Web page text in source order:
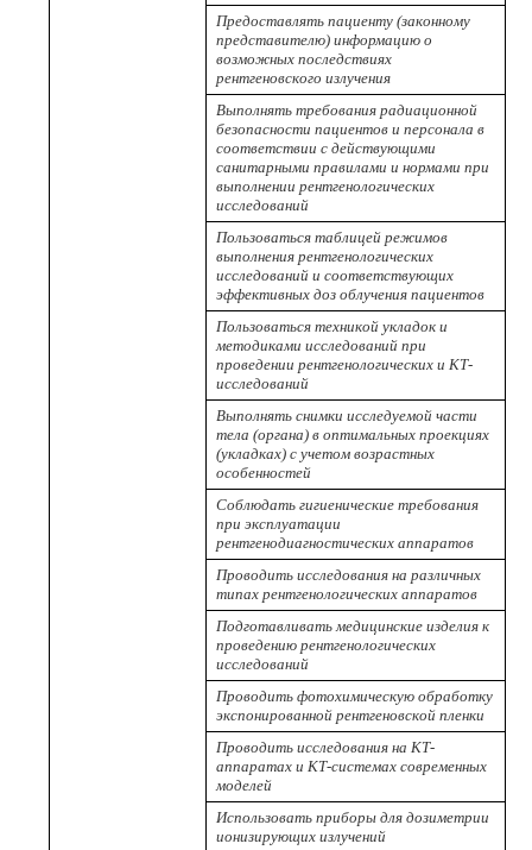
Предоставлять пациенту (законному
представителю) информацию о
возможных последствиях
рентгеновского излучения
Выполнять требования радиационной
безопасности пациентов и персонала в
соответствии с действующими
санитарными правилами и нормами при
выполнении рентгенологических
исследований
Пользоваться таблицей режимов
выполнения рентгенологических
исследований и соответствующих
эффективных доз облучения пациентов
Пользоваться техникой укладок и
методиками исследований при
проведении рентгенологических и КТ-
исследований
Выполнять снимки исследуемой части
тела (органа) в оптимальных проекциях
(укладках) с учетом возрастных
особенностей
Соблюдать гигиенические требования
при эксплуатации
рентгенодиагностических аппаратов
Проводить исследования на различных
типах рентгенологических аппаратов
Подготавливать медицинские изделия к
проведению рентгенологических
исследований
Проводить фотохимическую обработку
экспонированной рентгеновской пленки
Проводить исследования на КТ-
аппаратах и КТ-системах современных
моделей
Использовать приборы для дозиметрии
ионизирующих излучений